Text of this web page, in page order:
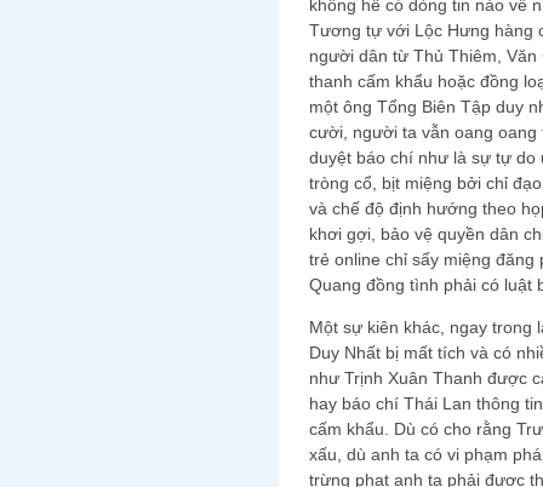
không hề có dòng tin nào về
Tương tự với Lộc Hưng hàng
người dân từ Thủ Thiêm,
thanh cấm khẩu hoặc đồng
một ông Tổng Biên Tập duy
cười, người ta vẫn oang oang
duyệt báo chí như là sự tự
tròng cổ, bịt miệng bởi chỉ
và chế độ định hướng theo
khơi gợi, bảo vệ quyền dân
trẻ online chỉ sẩy miệng
Quang đồng tình phải có luật
Một sự kiên khác, ngay trong
Duy Nhất bị mất tích và có
như Trịnh Xuân Thanh được
hay báo chí Thái Lan thông
cấm khẩu. Dù có cho rằng
xấu, dù anh ta có vi phạm
trừng phạt anh ta phải được